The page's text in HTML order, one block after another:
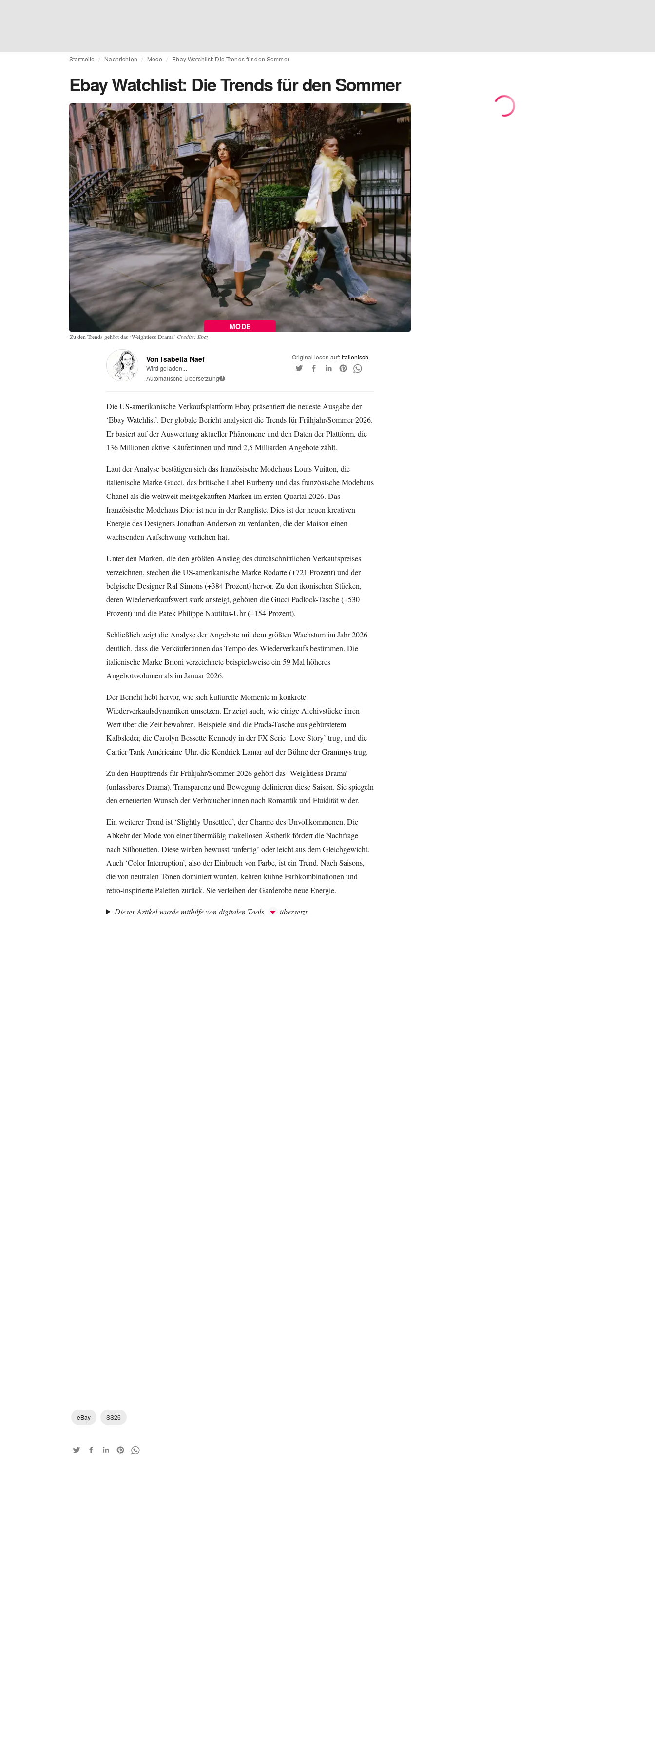
Startseite Nachrichten Mode Ebay Watchlist: Die Trends für den Sommer
Ebay Watchlist: Die Trends für den Sommer
MODE
Zu den Trends gehört das ‘Weightless Drama’ Credits: Ebay
Von Isabella Naef
Wird geladen...
Automatische Übersetzung i
Original lesen auf: Italienisch
Die US-amerikanische Verkaufsplattform Ebay präsentiert die neueste Ausgabe der
‘Ebay Watchlist’. Der globale Bericht analysiert die Trends für Frühjahr/Sommer 2026.
Er basiert auf der Auswertung aktueller Phänomene und den Daten der Plattform, die
136 Millionen aktive Käufer:innen und rund 2,5 Milliarden Angebote zählt.
Laut der Analyse bestätigen sich das französische Modehaus Louis Vuitton, die
italienische Marke Gucci, das britische Label Burberry und das französische Modehaus
Chanel als die weltweit meistgekauften Marken im ersten Quartal 2026. Das
französische Modehaus Dior ist neu in der Rangliste. Dies ist der neuen kreativen
Energie des Designers Jonathan Anderson zu verdanken, die der Maison einen
wachsenden Aufschwung verliehen hat.
Unter den Marken, die den größten Anstieg des durchschnittlichen Verkaufspreises
verzeichnen, stechen die US-amerikanische Marke Rodarte (+721 Prozent) und der
belgische Designer Raf Simons (+384 Prozent) hervor. Zu den ikonischen Stücken,
deren Wiederverkaufswert stark ansteigt, gehören die Gucci Padlock-Tasche (+530
Prozent) und die Patek Philippe Nautilus-Uhr (+154 Prozent).
Schließlich zeigt die Analyse der Angebote mit dem größten Wachstum im Jahr 2026
deutlich, dass die Verkäufer:innen das Tempo des Wiederverkaufs bestimmen. Die
italienische Marke Brioni verzeichnete beispielsweise ein 59 Mal höheres
Angebotsvolumen als im Januar 2026.
Der Bericht hebt hervor, wie sich kulturelle Momente in konkrete
Wiederverkaufsdynamiken umsetzen. Er zeigt auch, wie einige Archivstücke ihren
Wert über die Zeit bewahren. Beispiele sind die Prada-Tasche aus gebürstetem
Kalbsleder, die Carolyn Bessette Kennedy in der FX-Serie ‘Love Story’ trug, und die
Cartier Tank Américaine-Uhr, die Kendrick Lamar auf der Bühne der Grammys trug.
Zu den Haupttrends für Frühjahr/Sommer 2026 gehört das ‘Weightless Drama’
(unfassbares Drama). Transparenz und Bewegung definieren diese Saison. Sie spiegeln
den erneuerten Wunsch der Verbraucher:innen nach Romantik und Fluidität wider.
Ein weiterer Trend ist ‘Slightly Unsettled’, der Charme des Unvollkommenen. Die
Abkehr der Mode von einer übermäßig makellosen Ästhetik fördert die Nachfrage
nach Silhouetten. Diese wirken bewusst ‘unfertig’ oder leicht aus dem Gleichgewicht.
Auch ‘Color Interruption’, also der Einbruch von Farbe, ist ein Trend. Nach Saisons,
die von neutralen Tönen dominiert wurden, kehren kühne Farbkombinationen und
retro-inspirierte Paletten zurück. Sie verleihen der Garderobe neue Energie.
Dieser Artikel wurde mithilfe von digitalen Tools übersetzt.
eBay SS26